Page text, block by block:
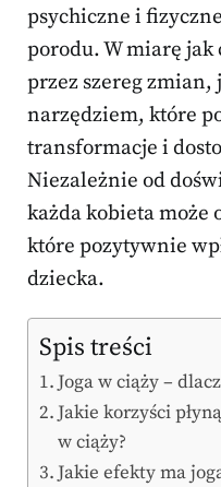
psychiczne i
porodu. W miarę jak
przez szereg zmian,
narzędziem, które
transformacje i
Niezależnie od
każda kobieta może
które pozytywnie
dziecka.
Spis treści
Joga w ciąży –
Jakie korzyści
w ciąży?
Jakie efekty ma